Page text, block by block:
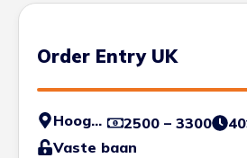
Order Entry UK
Hoogvliet 2500 – 3300 40
Vaste baan